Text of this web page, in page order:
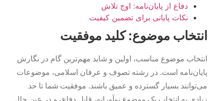
دفاع از پایان‌نامه: اوج تلاش
نکات پایانی برای تضمین کیفیت
انتخاب موضوع: کلید موفقیت
انتخاب موضوع مناسب، اولین و شاید مهم‌ترین گام در نگارش
پایان‌نامه است. در رشته تصوف و عرفان اسلامی، موضوعات
می‌توانند بسیار گسترده و عمیق باشند. موفقیت شما تا حد